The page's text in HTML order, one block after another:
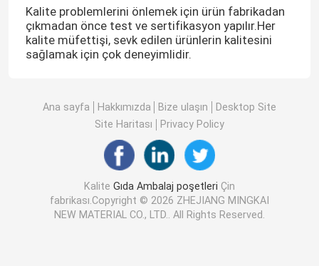
Kalite problemlerini önlemek için ürün fabrikadan
çıkmadan önce test ve sertifikasyon yapılır.Her
kalite müfettişi, sevk edilen ürünlerin kalitesini
sağlamak için çok deneyimlidir.
Ana sayfa Hakkımızda Bize ulaşın
Desktop Site
Site Haritası
Privacy Policy
Kalite Gıda Ambalaj poşetleri Çin
fabrikası.Copyright © 2026 ZHEJIANG MINGKAI
NEW MATERIAL CO., LTD.. All Rights Reserved.